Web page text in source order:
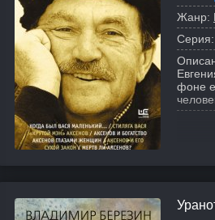
Жанр:
Серия:
фоне